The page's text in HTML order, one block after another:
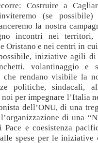
Costruire a Cagliari
(se possibile)
la nostra
incontri nei territori,
Oristano e nei centri in
iniziative agili di
volantinaggio e
rendano visibile la
politiche, sindacali,
per impegnare l’Italia
dell’ONU, di una
di una
Pace e coesistenza
spese per le iniziative